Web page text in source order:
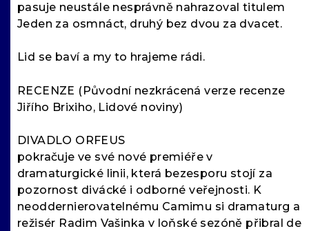
pasuje neustále nesprávně nahrazoval titulem
Jeden za osmnáct, druhý bez dvou za dvacet.
Lid se baví a my to hrajeme rádi.
RECENZE (Původní nezkrácená verze recenze
Jiřího Brixiho, Lidové noviny)
DIVADLO ORFEUS
pokračuje ve své nové premiéře v
dramaturgické linii, která bezesporu stojí za
pozornost divácké i odborné veřejnosti. K
neoddernierovatelnému Camimu si dramaturg a
režisér Radim Vašinka v loňské sezóně přibral de